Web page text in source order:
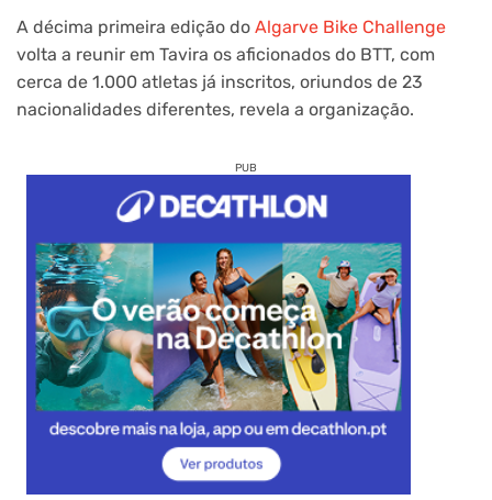
A décima primeira edição do Algarve Bike Challenge
volta a reunir em Tavira os aficionados do BTT, com
cerca de 1.000 atletas já inscritos, oriundos de 23
nacionalidades diferentes, revela a organização.
PUB